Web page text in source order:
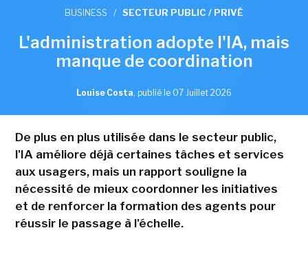
BUSINESS / SECTEUR PUBLIC / PRIVÉ
L'administration adopte l'IA, mais
manque de coordination
Louise Costa, publié le 07 Juillet 2026
De plus en plus utilisée dans le secteur public,
l'IA améliore déjà certaines tâches et services
aux usagers, mais un rapport souligne la
nécessité de mieux coordonner les initiatives
et de renforcer la formation des agents pour
réussir le passage à l'échelle.